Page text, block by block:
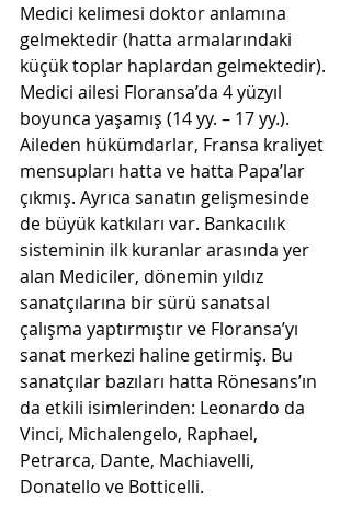
Medici kelimesi doktor anlamına
gelmektedir (hatta armalarındaki
küçük toplar haplardan gelmektedir).
Medici ailesi Floransa’da 4 yüzyıl
boyunca yaşamış (14 yy. – 17 yy.).
Aileden hükümdarlar, Fransa kraliyet
mensupları hatta ve hatta Papa’lar
çıkmış. Ayrıca sanatın gelişmesinde
de büyük katkıları var. Bankacılık
sisteminin ilk kuranlar arasında yer
alan Mediciler, dönemin yıldız
sanatçılarına bir sürü sanatsal
çalışma yaptırmıştır ve Floransa’yı
sanat merkezi haline getirmiş. Bu
sanatçılar bazıları hatta Rönesans’ın
da etkili isimlerinden: Leonardo da
Vinci, Michalengelo, Raphael,
Petrarca, Dante, Machiavelli,
Donatello ve Botticelli.